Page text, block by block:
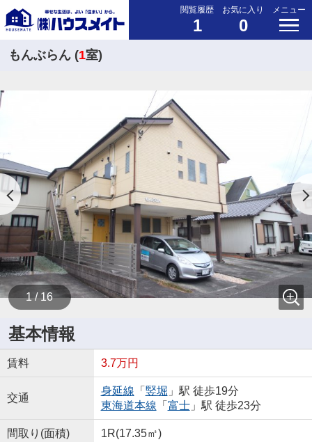
閲覧履歴
1
お気に入り
0
メニュー
もんぶらん (1室)
1 / 16
基本情報
賃料 3.7万円
交通
身延線 「 竪堀 」駅 徒歩19分
東海道本線 「 富士」駅 徒歩23分
間取り(面積) 1R(17.35㎡)